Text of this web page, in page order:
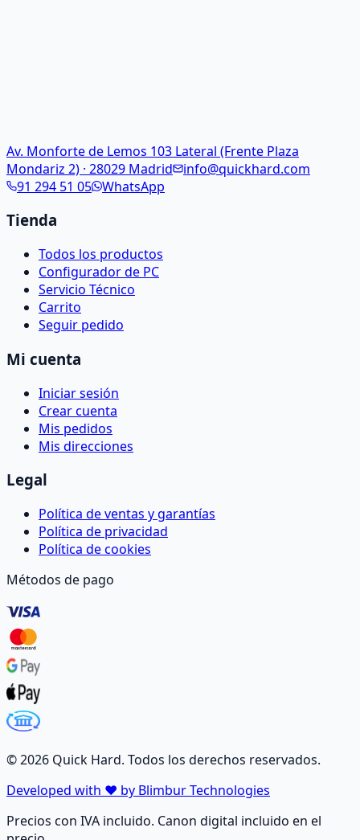
Av. Monforte de Lemos 103 Lateral (Frente Plaza
Mondariz 2) · 28029 Madrid
info@quickhard.com
91 294 51 05 WhatsApp
Tienda
Todos los productos
Configurador de PC
Servicio Técnico
Carrito
Seguir pedido
Mi cuenta
Iniciar sesión
Crear cuenta
Mis pedidos
Mis direcciones
Legal
Política de ventas y garantías
Política de privacidad
Política de cookies
Métodos de pago
©2026 Quick Hard. Todos los derechos reservados.
Developed with ❤️ by Blimbur Technologies
Precios con IVA incluido. Canon digital incluido en el